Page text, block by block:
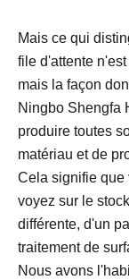
Mais ce qui
file d'attente
mais la façon
Ningbo Shengfa
produire toutes
matériau et de
Cela signifie que
voyez sur le
différente, d'un
traitement de
Nous avons